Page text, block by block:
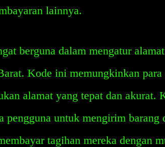
lainnya.
berguna dalam mengatur
Kode ini memungkinkan para
alamat yang tepat dan akurat.
pengguna untuk mengirim barang
tagihan mereka dengan